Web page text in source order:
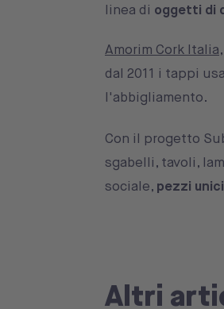
linea di oggetti di
Amorim Cork Italia
dal 2011 i tappi
l'abbigliamento.
Con il progetto
sgabelli, tavoli,
sociale, pezzi
Altri